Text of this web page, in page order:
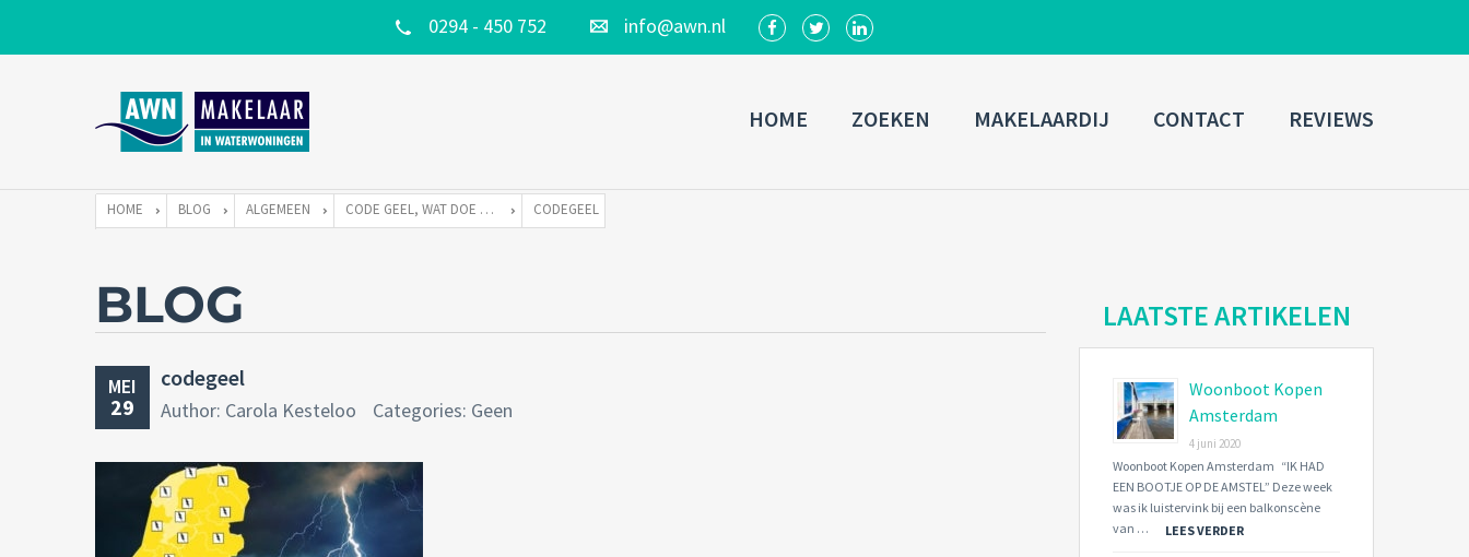
0294 - 450 752 info@awn.nl
Username
Connect with:
Forgot
password? SIGN IN
Remember me
HOME ZOEKEN MAKELAARDIJ CONTACT REVIEWS
HOME BLOG ALGEMEEN CODE GEEL, WAT DOE JE DAN MET ONWEER EN BLIKSEM CODEGEEL
BLOG
MEI
29
codegeel
Author: Carola Kesteloo Categories: Geen
LAATSTE ARTIKELEN
Woonboot Kopen
Amsterdam
4 juni 2020
Woonboot Kopen Amsterdam “IK HAD
EEN BOOTJE OP DE AMSTEL” Deze week
was ik luistervink bij een balkonscène
van …
LEES VERDER